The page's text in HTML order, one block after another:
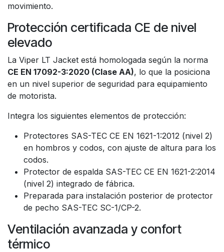
movimiento.
Protección certificada CE de nivel
elevado
La Viper LT Jacket está homologada según la norma
CE EN 17092-3:2020 (Clase AA), lo que la posiciona
en un nivel superior de seguridad para equipamiento
de motorista.
Integra los siguientes elementos de protección:
Protectores SAS-TEC CE EN 1621-1:2012 (nivel 2)
en hombros y codos, con ajuste de altura para los
codos.
Protector de espalda SAS-TEC CE EN 1621-2:2014
(nivel 2) integrado de fábrica.
Preparada para instalación posterior de protector
de pecho SAS-TEC SC-1/CP-2.
Ventilación avanzada y confort
térmico